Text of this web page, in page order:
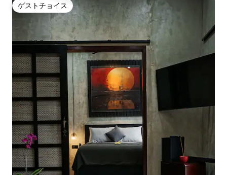
ゲストチョイス
ゲストチョイス